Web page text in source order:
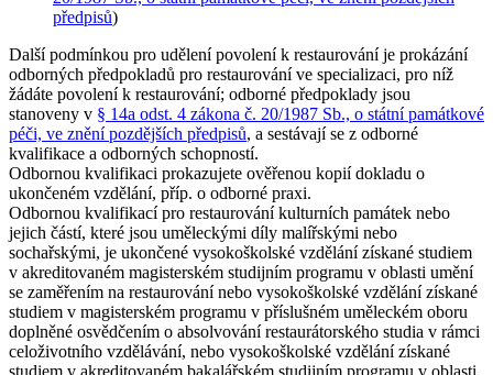
předpisů)
Další podmínkou pro udělení povolení k restaurování je prokázání
odborných předpokladů pro restaurování ve specializaci, pro níž
žádáte povolení k restaurování; odborné předpoklady jsou
stanoveny v § 14a odst. 4 zákona č. 20/1987 Sb., o státní památkové
péči, ve znění pozdějších předpisů, a sestávají se z odborné
kvalifikace a odborných schopností.
Odbornou kvalifikaci prokazujete ověřenou kopií dokladu o
ukončeném vzdělání, příp. o odborné praxi.
Odbornou kvalifikací pro restaurování kulturních památek nebo
jejich částí, které jsou uměleckými díly malířskými nebo
sochařskými, je ukončené vysokoškolské vzdělání získané studiem
v akreditovaném magisterském studijním programu v oblasti umění
se zaměřením na restaurování nebo vysokoškolské vzdělání získané
studiem v magisterském programu v příslušném uměleckém oboru
doplněné osvědčením o absolvování restaurátorského studia v rámci
celoživotního vzdělávání, nebo vysokoškolské vzdělání získané
studiem v akreditovaném bakalářském studijním programu v oblasti